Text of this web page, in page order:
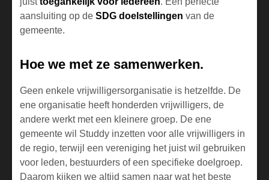
aansluiting op de SDG doelstellingen van de
gemeente.
Hoe we met ze samenwerken.
Geen enkele vrijwilligersorganisatie is hetzelfde. De
ene organisatie heeft honderden vrijwilligers, de
andere werkt met een kleinere groep. De ene
gemeente wil Studdy inzetten voor alle vrijwilligers in
de regio, terwijl een vereniging het juist wil gebruiken
voor leden, bestuurders of een specifieke doelgroep.
Daarom kijken we altijd samen naar wat het beste